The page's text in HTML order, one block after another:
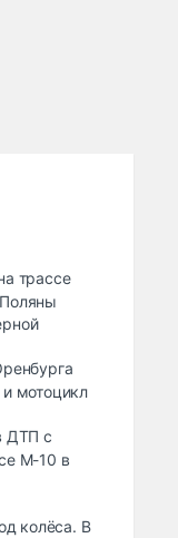
трассе
и мотоцикл
ДТП с
М-10 в
колёса. В